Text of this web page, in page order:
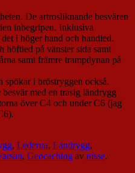
De artrosliknande besvären
inbegripen. Inklusiva
i höger hand och handled.
höftled på vänster sida samt
samt främre trampdynan på
spökar i bröstryggen också.
med en trasig ländrygg
över C4 och under C6 (jag
, Lederna, Ländrygg,
, Geocaching av nisse.